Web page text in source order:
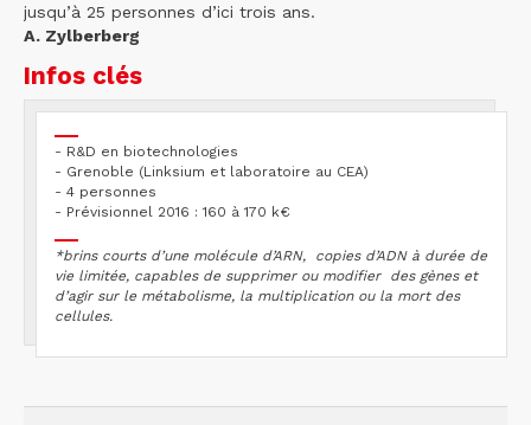
jusqu’à 25 personnes d’ici trois ans.
A. Zylberberg
Infos clés
- R&D en biotechnologies
- Grenoble (Linksium et laboratoire au CEA)
- 4 personnes
- Prévisionnel 2016 : 160 à 170 k€
*brins courts d’une molécule d’ARN, copies d’ADN à durée de
vie limitée, capables de supprimer ou modifier des gènes et
d’agir sur le métabolisme, la multiplication ou la mort des
cellules.